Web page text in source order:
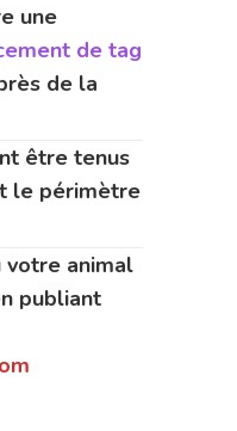
une
de tag
de la
être tenus
le périmètre
votre animal
publiant